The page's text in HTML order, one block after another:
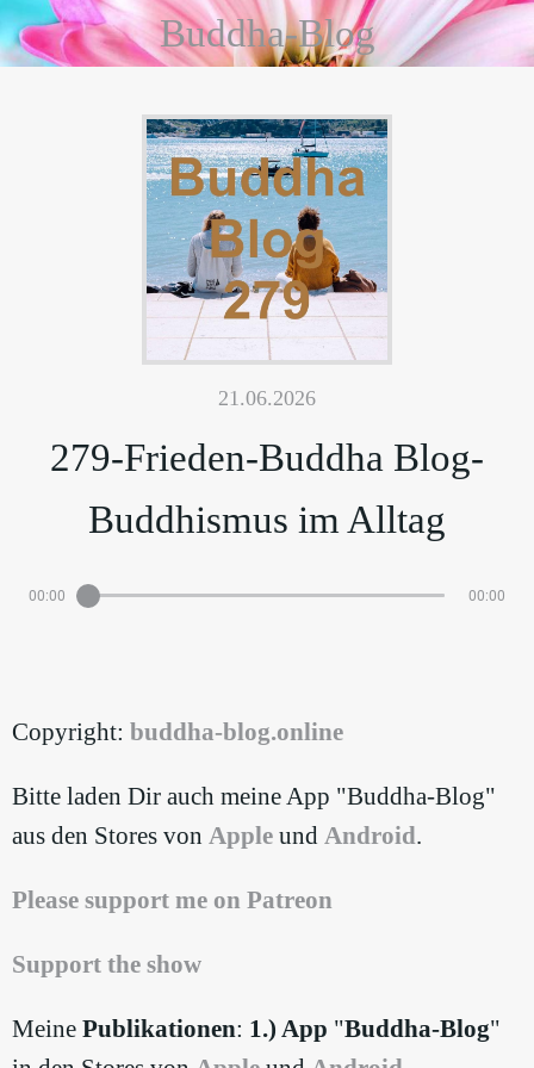
Buddha-Blog
21.06.2026
279-Frieden-Buddha Blog-
Buddhismus im Alltag
00:00 00:00
Copyright: ⁠buddha-blog.online
Bitte laden Dir auch meine App "Buddha-Blog"
aus den Stores von ⁠Apple⁠ und ⁠Android⁠.
⁠Please support me on Patreon
Support the show
Meine Publikationen: 1.) App "Buddha-Blog"